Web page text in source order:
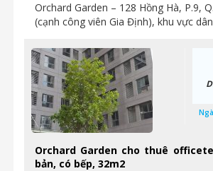
Orchard Garden – 128 Hồng Hà, P.9,
(cạnh công viên Gia Định), khu vực
Orchard Garden cho thuê
bản, có bếp, 32m2